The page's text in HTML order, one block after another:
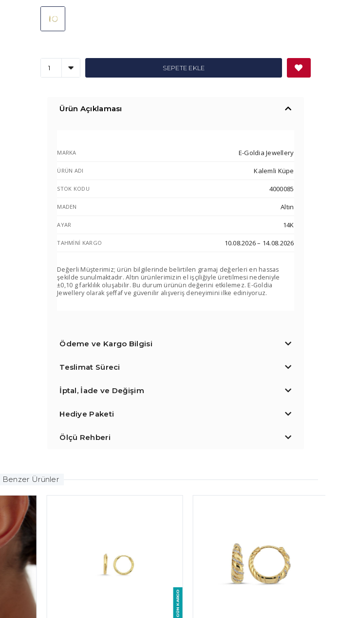
SEPETE EKLE
Ürün Açıklaması
MARKA E-Goldia Jewellery
ÜRÜN ADI Kalemli Küpe
STOK KODU 4000085
MADEN Altın
AYAR 14K
TAHMINI KARGO 10.08.2026 – 14.08.2026
Değerli Müşterimiz; ürün bilgilerinde belirtilen gramaj değerleri en hassas
şekilde sunulmaktadır. Altın ürünlerimizin el işçiliğiyle üretilmesi nedeniyle
±0,10 g farklılık oluşabilir. Bu durum ürünün değerini etkilemez. E-Goldia
Jewellery olarak şeffaf ve güvenilir alışveriş deneyimini ilke ediniyoruz.
Ödeme ve Kargo Bilgisi
Teslimat Süreci
İptal, İade ve Değişim
Hediye Paketi
Ölçü Rehberi
Benzer Ürünler